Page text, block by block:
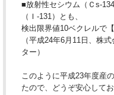
■放射性セシウム（Ｃs-
（Ｉ-131）とも、
検出限界値10ベクレルで【
（平成24年6月11日、株
ター）
このように平成23年度産
たので、どうぞ安心して